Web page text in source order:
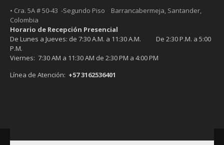
• Cra. 5A # 50-43 -Segundo Piso Barrancabermeja, Santander,
Colombia
Horario de Recepción Presencial
De Lunes a Jueves: de 7:30 A.M. a 11:30 A.M. De 2:30 P.M. a 5:00
P.M.
Viernes: 7:30 AM a 11:30 AM de 2:30 PM a 4:00 PM
Línea de Atención: +57 3162536401